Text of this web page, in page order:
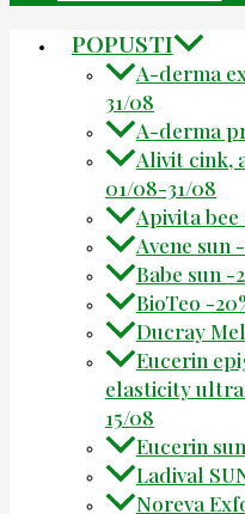
POPUSTI
A-derma
31/08
A-derma
Alivit cink,
01/08-31/08
Apivita
Avene sun
Babe sun -
BioTeo -
Ducray
Eucerin
elasticity
15/08
Eucerin
Ladival
Noreva